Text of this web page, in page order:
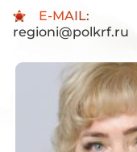
E-MAIL:
regioni@polkrf.ru